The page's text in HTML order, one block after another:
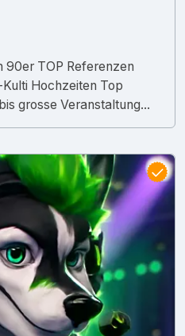
90er TOP Referenzen
Hochzeiten Top
grosse Veranstaltung...